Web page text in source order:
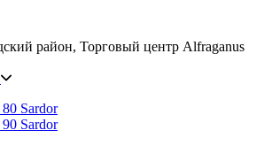
район, Торговый центр Alfraganus
80 Sardor
90 Sardor